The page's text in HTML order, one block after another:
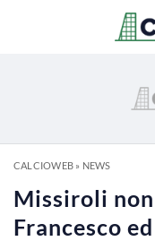
CALCIOWEB» NEWS
Missiroli
Francesco